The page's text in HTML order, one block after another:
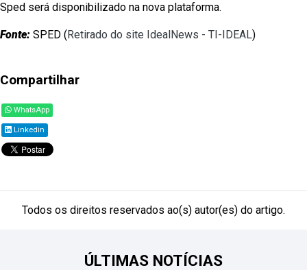
Sped será disponibilizado na nova plataforma.
Fonte: SPED (Retirado do site IdealNews - TI-IDEAL)
Compartilhar
WhatsApp
Linkedin
Todos os direitos reservados ao(s) autor(es) do artigo.
ÚLTIMAS NOTÍCIAS